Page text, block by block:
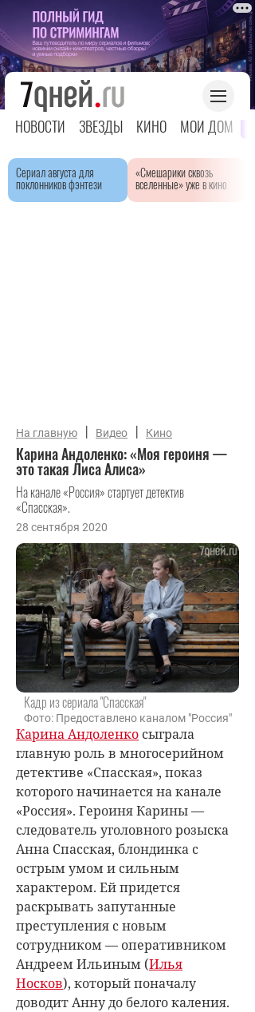
НОВОСТИ ЗВЕЗДЫ КИНО МОЙ ДОМ
Сериал августа для
поклонников фэнтези
«Смешарики сквозь
вселенные» уже в кино
На главную | Видео | Кино
Карина Андоленко: «Моя героиня —
это такая Лиса Алиса»
На канале «Россия» стартует детектив
«Спасская».
28 сентября 2020
Кадр из сериала "Спасская"
Фото: Предоставлено каналом "Россия"
Карина Андоленко сыграла
главную роль в многосерийном
детективе «Спасская», показ
которого начинается на канале
«Россия». Героиня Карины —
следователь уголовного розыска
Анна Спасская, блондинка с
острым умом и сильным
характером. Ей придется
раскрывать запутанные
преступления с новым
сотрудником — оперативником
Андреем Ильиным (Илья
Носков), который поначалу
доводит Анну до белого каления.